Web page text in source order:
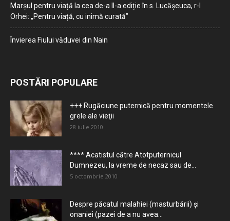
Marșul pentru viață la cea de-a II-a ediție în s. Lucășeuca, r-l
Orhei: „Pentru viață, cu inimă curată”
Învierea Fiului văduvei din Nain
POSTĂRI POPULARE
+++ Rugăciune puternică pentru momentele
grele ale vieţii
28 iulie 2010
**** Acatistul către Atotputernicul
Dumnezeu, la vreme de necaz sau de...
5 octombrie 2010
Despre păcatul malahiei (masturbării) şi
onaniei (pazei de a nu avea...